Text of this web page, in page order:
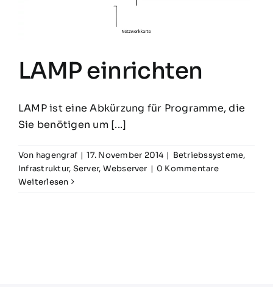
LAMP einrichten
LAMP ist eine Abkürzung für Programme, die
Sie benötigen um [...]
Von hagengraf | 17. November 2014 | Betriebssysteme,
Infrastruktur, Server, Webserver | 0 Kommentare
Weiterlesen